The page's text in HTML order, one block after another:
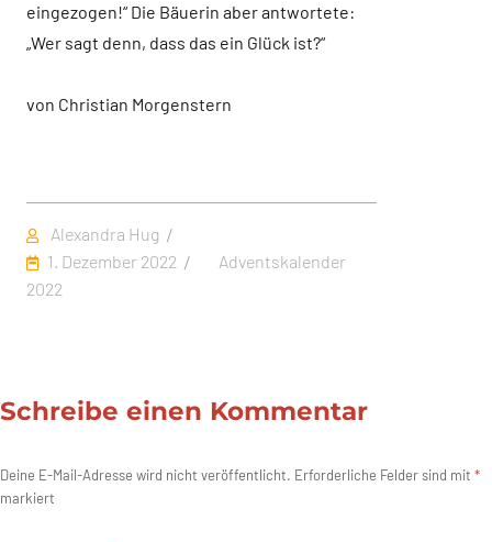
eingezogen!“ Die Bäuerin aber antwortete:
„Wer sagt denn, dass das ein Glück ist?“
von Christian Morgenstern
Autor
Alexandra Hug
Veröffentlicht
am
1. Dezember 2022 Kategorien
Adventskalender
2022
Schreibe einen Kommentar
Deine E-Mail-Adresse wird nicht veröffentlicht. Erforderliche Felder sind mit *
markiert